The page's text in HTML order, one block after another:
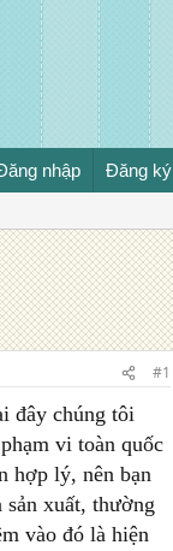
nhập Đăng ký
#1
đây chúng tôi
vi toàn quốc
hợp lý, nên bạn
sản xuất, thường
vào đó là hiện